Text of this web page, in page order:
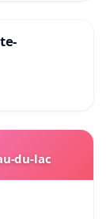
du-lac